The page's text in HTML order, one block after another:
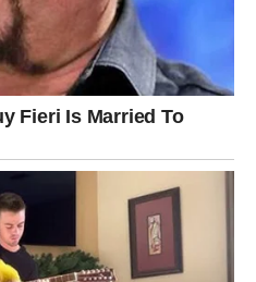
NAGRADA STIŽE
perioda kada su karmičke
da vam dolazi
toga promijeniti
kroz ljubav,